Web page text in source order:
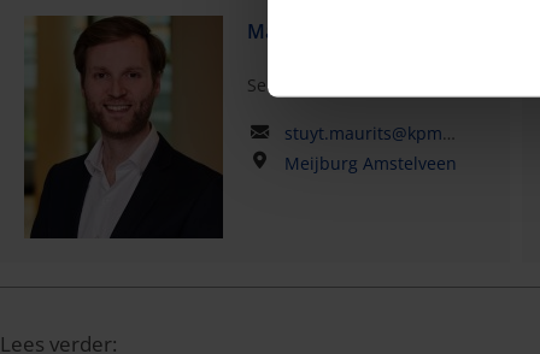
Maurits Stuyt
Senior Manager
stuyt.maurits@kpmg.com
Meijburg Amstelveen
Lees verder: